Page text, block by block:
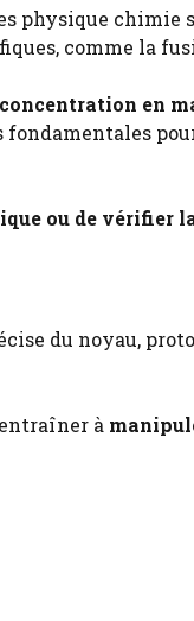
physique chimie
comme la
en
ou de vérifier
du noyau,
à